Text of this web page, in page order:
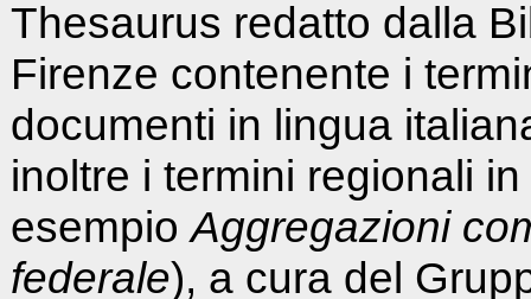
Thesaurus redatto dalla
Firenze contenente i
documenti in lingua
inoltre i termini regionali
esempioAggregazioni
federale), a cura del